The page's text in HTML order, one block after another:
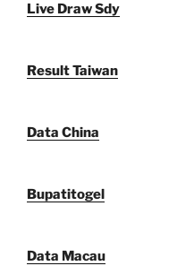
Live Draw Sdy
Result Taiwan
Data China
Bupatitogel
Data Macau